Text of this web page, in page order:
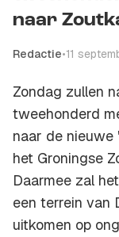
naar
Redactie•11
Zondag zullen
tweehonderd
naar de nieuwe
het Groningse
Daarmee zal
een terrein van
uitkomen op